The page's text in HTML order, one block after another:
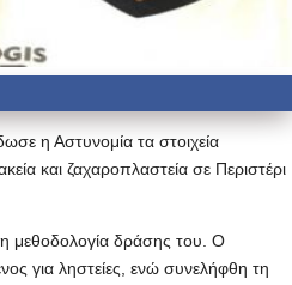
η Αστυνομία τα στοιχεία
και ζαχαροπλαστεία σε Περιστέρι
μεθοδολογία δράσης του. Ο
για ληστείες, ενώ συνελήφθη τη